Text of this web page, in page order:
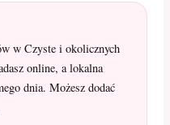
w Czyste i okolicznych
online, a lokalna
dnia. Możesz dodać